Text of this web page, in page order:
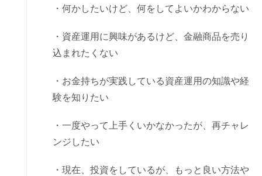
・何かしたいけど、何をしてよいかわからない
・資産運用に興味があるけど、金融商品を売り
込まれたくない
・お金持ちが実践している資産運用の知識や経
験を知りたい
・一度やって上手くいかなかったが、再チャレ
ンジしたい
・現在、投資をしているが、もっと良い方法や